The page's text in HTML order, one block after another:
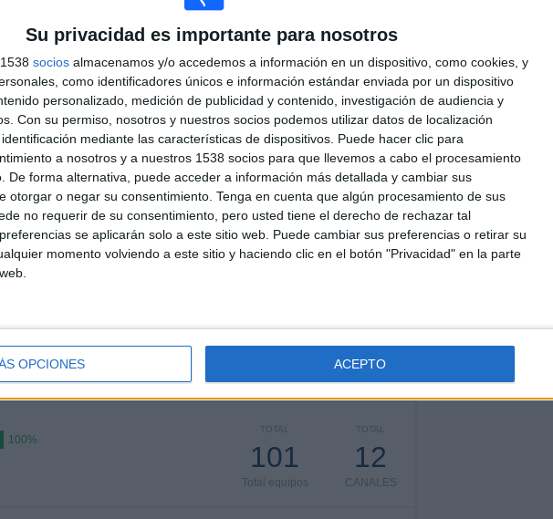
Su privacidad es importante para nosotros
socios almacenamos y/o accedemos a información en un dispositivo, como cookies, y
como identificadores únicos e información estándar enviada por un dispositivo
personalizado, medición de publicidad y contenido, investigación de audiencia y
Con su permiso, nosotros y nuestros socios podemos utilizar datos de localización
mediante las características de dispositivos. Puede hacer clic para
a nosotros y a nuestros 1538 socios para que llevemos a cabo el procesamiento
De forma alternativa, puede acceder a información más detallada y cambiar sus
otorgar o negar su consentimiento. Tenga en cuenta que algún procesamiento de sus
no requerir de su consentimiento, pero usted tiene el derecho de rechazar tal
se aplicarán solo a este sitio web. Puede cambiar sus preferencias o retirar su
momento volviendo a este sitio y haciendo clic en el botón "Privacidad" en la parte
OPCIONES ACEPTO
J. Isner - T. Berdych
2
ÚLTIMO PARTIDO DE PAGO
J. Sinner - L. Tien
01/10/2025 Torneo de Pekín por ATP Tennis TV, M+ Vamos, M+
#Vamos Bar, Movistar+ Lite, M+ Deportes
TOTAL
DÍAS
MEDIA
100%
TOTAL
12
CANALES
TOTAL
101
Total equipos